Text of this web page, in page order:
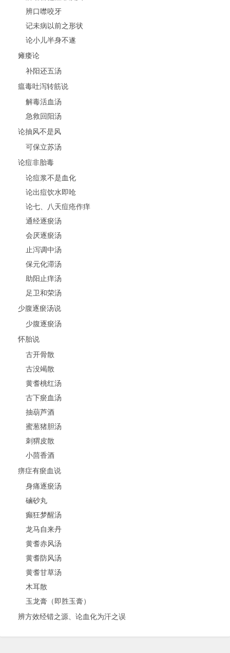
辨口噤咬牙
记未病以前之形状
论小儿半身不遂
瘫痿论
补阳还五汤
瘟毒吐泻转筋说
解毒活血汤
急救回阳汤
论抽风不是风
可保立苏汤
论痘非胎毒
论痘浆不是血化
论出痘饮水即呛
论七、八天痘疮作痒
通经逐瘀汤
会厌逐瘀汤
止泻调中汤
保元化滞汤
助阳止痒汤
足卫和荣汤
少腹逐瘀汤说
少腹逐瘀汤
怀胎说
古开骨散
古没竭散
黄耆桃红汤
古下瘀血汤
抽葫芦酒
蜜葱猪胆汤
刺猬皮散
小茴香酒
痹症有瘀血说
身痛逐瘀汤
磠砂丸
癫狂梦醒汤
龙马自来丹
黄耆赤风汤
黄耆防风汤
黄耆甘草汤
木耳散
玉龙膏（即胜玉膏）
辨方效经错之源、论血化为汗之误